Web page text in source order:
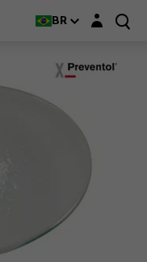
BR Login layer